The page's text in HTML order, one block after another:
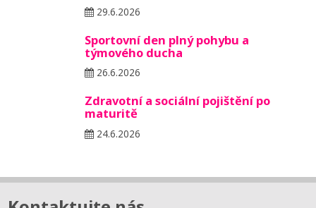
29.6.2026
Sportovní den plný pohybu a
týmového ducha
26.6.2026
Zdravotní a sociální pojištění po
maturitě
24.6.2026